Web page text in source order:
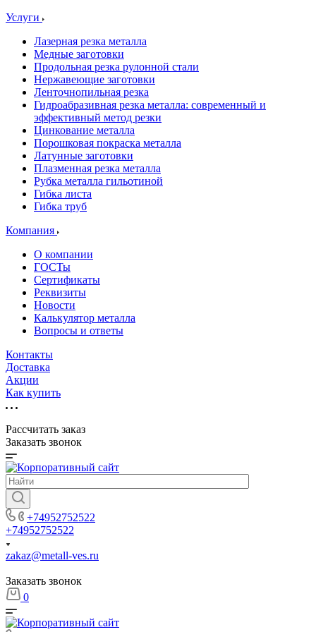
Услуги
Лазерная резка металла
Медные заготовки
Продольная резка рулонной стали
Нержавеющие заготовки
Ленточнопильная резка
Гидроабразивная резка металла: современный и
эффективный метод резки
Цинкование металла
Порошковая покраска металла
Латунные заготовки
Плазменная резка металла
Рубка металла гильотиной
Гибка листа
Гибка труб
Компания
О компании
ГОСТы
Сертификаты
Реквизиты
Новости
Калькулятор металла
Вопросы и ответы
Контакты
Доставка
Акции
Как купить
Рассчитать заказ
Заказать звонок
+74952752522
+74952752522
zakaz@metall-ves.ru
Заказать звонок
0